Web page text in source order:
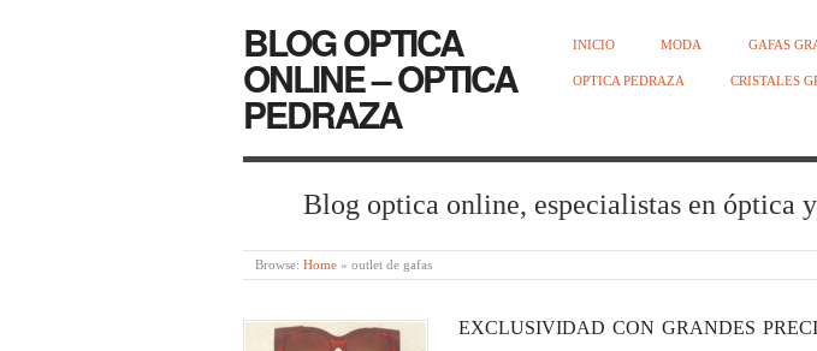
BLOG OPTICA
ONLINE – OPTICA
PEDRAZA
INICIO MODA GAFAS
OPTICA PEDRAZA CRISTALES
Blog optica online, especialistas en óptica
Browse: Home » outlet de gafas
EXCLUSIVIDAD CON GRANDES